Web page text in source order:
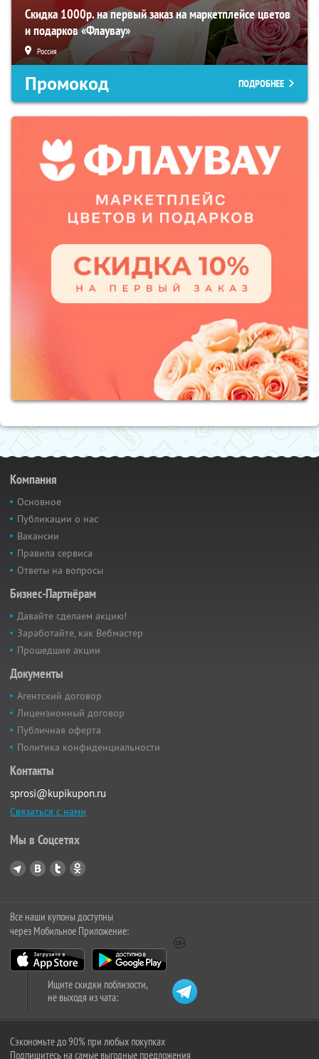
Скидка 1000р. на первый заказ на маркетплейсе цветов
и подарков «Флаувау»
Россия
Промокод ПОДРОБНЕЕ
Компания
Основное
Публикации о нас
Вакансии
Правила сервиса
Ответы на вопросы
Бизнес-Партнёрам
Давайте сделаем акцию!
Заработайте, как Вебмастер
Прошедшие акции
Документы
Агентский договор
Лицензионный договор
Публичная оферта
Политика конфиденциальности
Контакты
sprosi@kupikupon.ru
Связаться с нами
Мы в Соцсетях
Все наши купоны доступны
через Мобильное Приложение:
Ищите скидки поблизости,
не выходя из чата:
Сэкономьте до 90% при любых покупках
Подпишитесь на самые выгодные предложения